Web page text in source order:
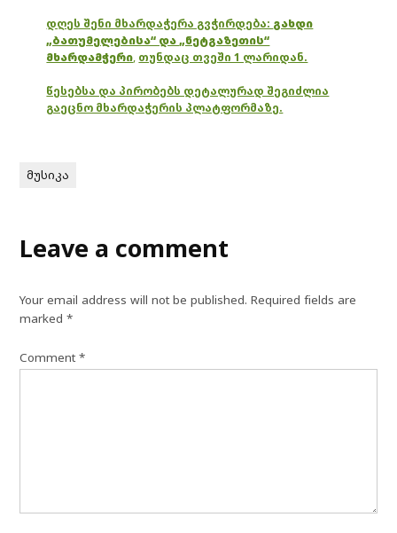
დღეს შენი მხარდაჭერა გვჭირდება: გახდი
„ბათუმელებისა“ და „ნეტგაზეთის“
მხარდამჭერი, თუნდაც თვეში 1 ლარიდან.
წესებსა და პირობებს დეტალურად შეგიძლია
გაეცნო მხარდაჭერის პლატფორმაზე.
მუსიკა
Leave a comment
Your email address will not be published. Required fields are
marked*
Comment*